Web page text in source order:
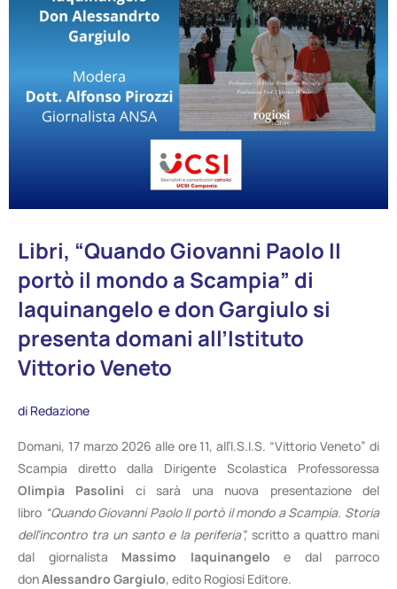
Libri, “Quando Giovanni Paolo II
portò il mondo a Scampia” di
Iaquinangelo e don Gargiulo si
presenta domani all’Istituto
Vittorio Veneto
di Redazione
Domani, 17 marzo 2026 alle ore 11, all’I.S.I.S. “Vittorio Veneto” di
Scampia diretto dalla Dirigente Scolastica Professoressa
Olimpia Pasolini ci sarà una nuova presentazione del
libro “Quando Giovanni Paolo II portò il mondo a Scampia. Storia
dell’incontro tra un santo e la periferia”, scritto a quattro mani
dal giornalista Massimo Iaquinangelo e dal parroco
donAlessandro Gargiulo, edito Rogiosi Editore.